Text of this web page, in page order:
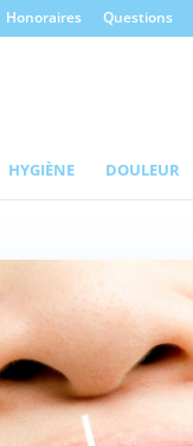
Honoraires Questions
HYGIÈNE DOULEUR